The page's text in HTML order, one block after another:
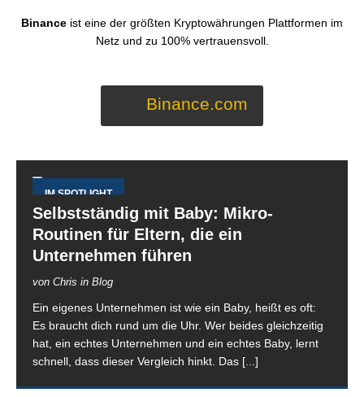
Binance ist eine der größten Kryptowährungen Plattformen im
Netz und zu 100% vertrauensvoll.
Binance.com
IM SPOTLIGHT
Selbstständig mit Baby: Mikro-
Routinen für Eltern, die ein
Unternehmen führen
von Chris in Blog
Ein eigenes Unternehmen ist wie ein Baby, heißt es oft:
Es braucht dich rund um die Uhr. Wer beides gleichzeitig
hat, ein echtes Unternehmen und ein echtes Baby, lernt
schnell, dass dieser Vergleich hinkt. Das [...]